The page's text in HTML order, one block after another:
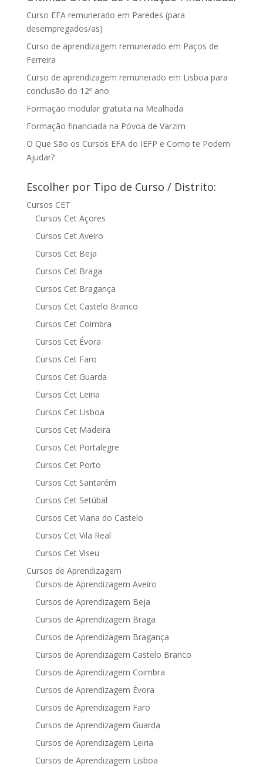
Curso EFA remunerado em Paredes (para
desempregados/as)
Curso de aprendizagem remunerado em Paços de
Ferreira
Curso de aprendizagem remunerado em Lisboa para
conclusão do 12º ano
Formação modular gratuita na Mealhada
Formação financiada na Póvoa de Varzim
O Que São os Cursos EFA do IEFP e Como te Podem
Ajudar?
Escolher por Tipo de Curso / Distrito:
Cursos CET
Cursos Cet Açores
Cursos Cet Aveiro
Cursos Cet Beja
Cursos Cet Braga
Cursos Cet Bragança
Cursos Cet Castelo Branco
Cursos Cet Coimbra
Cursos Cet Évora
Cursos Cet Faro
Cursos Cet Guarda
Cursos Cet Leiria
Cursos Cet Lisboa
Cursos Cet Madeira
Cursos Cet Portalegre
Cursos Cet Porto
Cursos Cet Santarém
Cursos Cet Setúbal
Cursos Cet Viana do Castelo
Cursos Cet Vila Real
Cursos Cet Viseu
Cursos de Aprendizagem
Cursos de Aprendizagem Aveiro
Cursos de Aprendizagem Beja
Cursos de Aprendizagem Braga
Cursos de Aprendizagem Bragança
Cursos de Aprendizagem Castelo Branco
Cursos de Aprendizagem Coimbra
Cursos de Aprendizagem Évora
Cursos de Aprendizagem Faro
Cursos de Aprendizagem Guarda
Cursos de Aprendizagem Leiria
Cursos de Aprendizagem Lisboa